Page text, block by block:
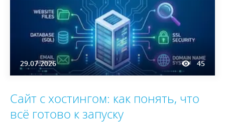
29.07.2026 45
Сайт с хостингом: как понять, что
всё готово к запуску